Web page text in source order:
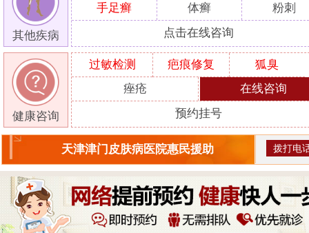
其他疾病
手足癣
体癣 粉刺
点击在线咨询
健康咨询
过敏检测 疤痕修复
狐臭
痤疮
在线咨询
预约挂号
天津津门皮肤病医院惠民援助 拨打电